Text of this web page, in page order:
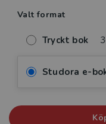
Valt format
Tryckt bok
Studora e-